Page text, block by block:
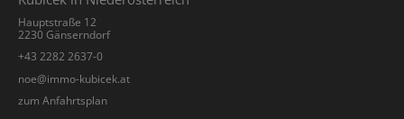
Hauptstraße 12
2230 Gänserndorf
+43 2282 2637-0
­noe@immo-kubicek.at
zum Anfahrtsplan